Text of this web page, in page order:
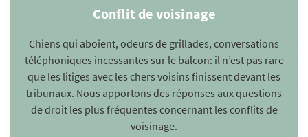
Conflit de voisinage
Chiens qui aboient, odeurs de grillades, conversations
téléphoniques incessantes sur le balcon: il n’est pas rare
que les litiges avec les chers voisins finissent devant les
tribunaux. Nous apportons des réponses aux questions
de droit les plus fréquentes concernant les conflits de
voisinage.